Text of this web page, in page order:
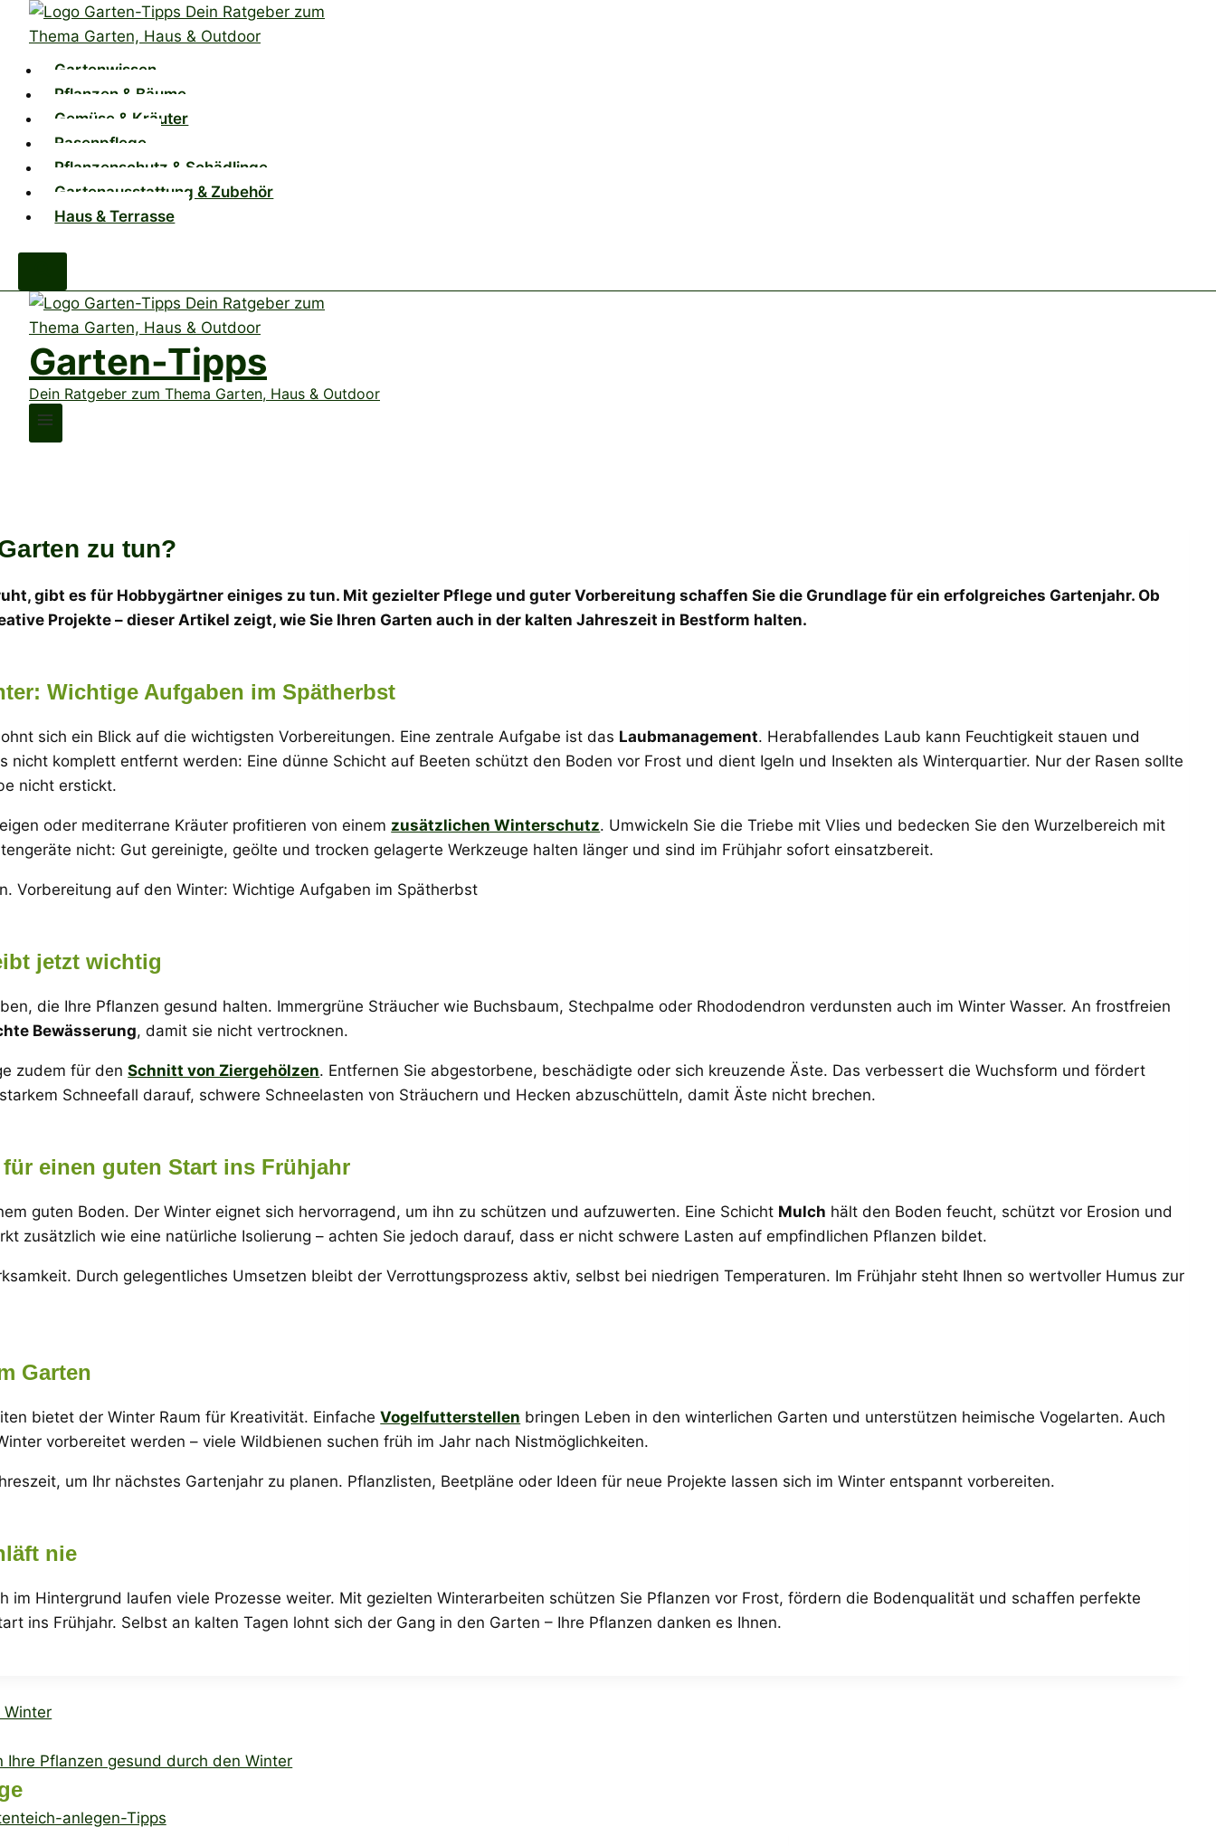
Zum
Inhalt
springen
Gartenwissen
Pflanzen & Bäume
Gemüse & Kräuter
Rasenpflege
Pflanzenschutz & Schädlinge
Gartenausstattung & Zubehör
Haus & Terrasse
Garten-Tipps
Dein Ratgeber zum Thema Garten, Haus & Outdoor
zu tun?
gibt es für Hobbygärtner einiges zu tun. Mit gezielter Pflege und guter Vorbereitung schaffen Sie die Grundlage für ein erfolgreiches Gartenjahr. Ob
Projekte – dieser Artikel zeigt, wie Sie Ihren Garten auch in der kalten Jahreszeit in Bestform halten.
Wichtige Aufgaben im Spätherbst
sich ein Blick auf die wichtigsten Vorbereitungen. Eine zentrale Aufgabe ist das Laubmanagement. Herabfallendes Laub kann Feuchtigkeit stauen und
nicht komplett entfernt werden: Eine dünne Schicht auf Beeten schützt den Boden vor Frost und dient Igeln und Insekten als Winterquartier. Nur der Rasen sollte
nicht erstickt.
oder mediterrane Kräuter profitieren von einem zusätzlichen Winterschutz. Umwickeln Sie die Triebe mit Vlies und bedecken Sie den Wurzelbereich mit
nicht: Gut gereinigte, geölte und trocken gelagerte Werkzeuge halten länger und sind im Frühjahr sofort einsatzbereit.
jetzt wichtig
die Ihre Pflanzen gesund halten. Immergrüne Sträucher wie Buchsbaum, Stechpalme oder Rhododendron verdunsten auch im Winter Wasser. An frostfreien
Bewässerung, damit sie nicht vertrocknen.
zudem für denSchnitt von Ziergehölzen. Entfernen Sie abgestorbene, beschädigte oder sich kreuzende Äste. Das verbessert die Wuchsform und fördert
Schneefall darauf, schwere Schneelasten von Sträuchern und Hecken abzuschütteln, damit Äste nicht brechen.
einen guten Start ins Frühjahr
guten Boden. Der Winter eignet sich hervorragend, um ihn zu schützen und aufzuwerten. Eine Schicht Mulch hält den Boden feucht, schützt vor Erosion und
zusätzlich wie eine natürliche Isolierung – achten Sie jedoch darauf, dass er nicht schwere Lasten auf empfindlichen Pflanzen bildet.
Durch gelegentliches Umsetzen bleibt der Verrottungsprozess aktiv, selbst bei niedrigen Temperaturen. Im Frühjahr steht Ihnen so wertvoller Humus zur
Garten
bietet der Winter Raum für Kreativität. EinfacheVogelfutterstellen bringen Leben in den winterlichen Garten und unterstützen heimische Vogelarten. Auch
vorbereitet werden – viele Wildbienen suchen früh im Jahr nach Nistmöglichkeiten.
um Ihr nächstes Gartenjahr zu planen. Pflanzlisten, Beetpläne oder Ideen für neue Projekte lassen sich im Winter entspannt vorbereiten.
nie
im Hintergrund laufen viele Prozesse weiter. Mit gezielten Winterarbeiten schützen Sie Pflanzen vor Frost, fördern die Bodenqualität und schaffen perfekte
ins Frühjahr. Selbst an kalten Tagen lohnt sich der Gang in den Garten – Ihre Pflanzen danken es Ihnen.
Winter
Pflanzen gesund durch den Winter